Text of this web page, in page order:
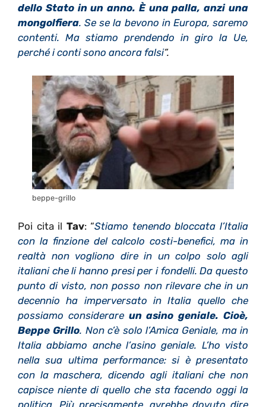
dello Stato in un anno. È una palla, anzi una
mongolfiera. Se se la bevono in Europa, saremo
contenti. Ma stiamo prendendo in giro la Ue,
perché i conti sono ancora falsi”.
beppe-grillo
Poi cita il Tav: “Stiamo tenendo bloccata l’Italia
con la finzione del calcolo costi-benefici, ma in
realtà non vogliono dire in un colpo solo agli
italiani che li hanno presi per i fondelli. Da questo
punto di visto, non posso non rilevare che in un
decennio ha imperversato in Italia quello che
possiamo considerare un asino geniale. Cioè,
Beppe Grillo. Non c’è solo l’Amica Geniale, ma in
Italia abbiamo anche l’asino geniale. L’ho visto
nella sua ultima performance: si è presentato
con la maschera, dicendo agli italiani che non
capisce niente di quello che sta facendo oggi la
politica. Più precisamente, avrebbe dovuto dire